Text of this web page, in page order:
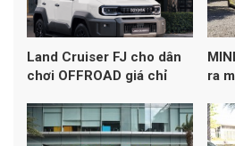
Land Cruiser FJ cho dân
chơi OFFROAD giá chỉ
ra